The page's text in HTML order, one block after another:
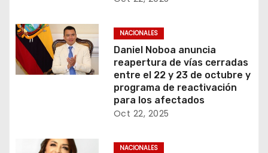
NACIONALES
Daniel Noboa anuncia
reapertura de vías cerradas
entre el 22 y 23 de octubre y
programa de reactivación
para los afectados
Oct 22, 2025
NACIONALES